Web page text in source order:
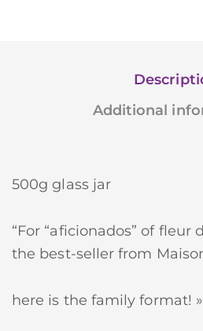
Additional
500g glass jar
“For “aficionados” of fleur
the best-seller from
here is the family format! »